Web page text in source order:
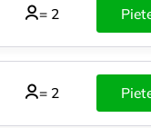
= 2
= 2